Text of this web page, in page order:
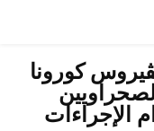
بڤيروس كورونا
الإجراءات